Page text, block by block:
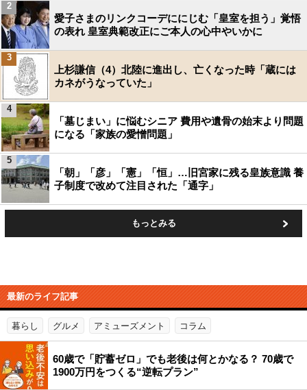
愛子さまのリンクコーデににじむ「皇室を担う」覚悟
の表れ 皇室典範改正にご本人の心中やいかに
2
上杉謙信（4）北陸に進出し、亡くなった時「蔵には
カネがうなっていた」
3
「墓じまい」に悩むシニア 費用や遺骨の始末より問題
になる「家族の愛憎問題」
4
「朝」「彦」「憲」「恒」…旧宮家に残る皇族意識 養
子制度で改めて注目された「通字」
5
もっとみる
最新のライフ記事
暮らし グルメ アミューズメント コラム
60歳で「貯蓄ゼロ」でも老後は何とかなる？ 70歳で
1900万円をつくる“逆転プラン”